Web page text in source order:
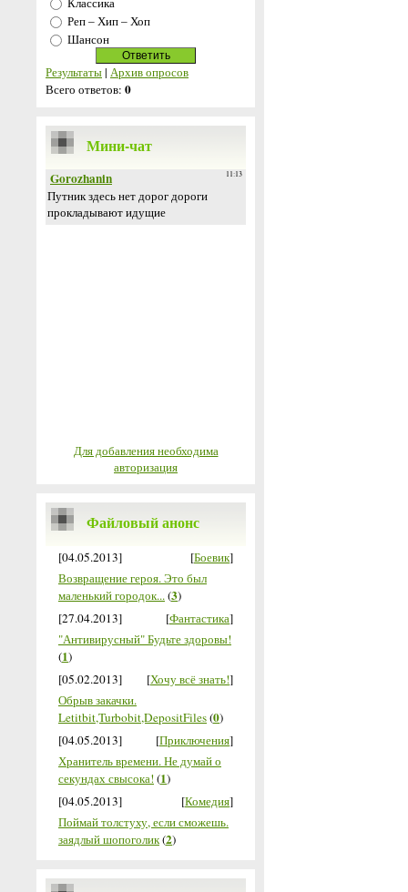
Реп – Хип – Хоп
Шансон
Результаты| Архив опросов
Всего ответов: 0
Мини-чат
Для добавления необходима
авторизация
Файловый анонс
[04.05.2013] [Боевик]
Возвращение героя. Это был
маленький городок...(3)
[27.04.2013]
[Фантастика]
"Антивирусный" Будьте здоровы!
(1)
[05.02.2013]
[Хочу всё знать!]
Обрыв закачки.
Letitbit,Turbobit,DepositFiles(0)
[04.05.2013]
[Приключения]
Хранитель времени. Не думай о
секундах свысока!(1)
[04.05.2013]
[Комедия]
Поймай толстуху, если сможешь.
заядлый шопоголик(2)